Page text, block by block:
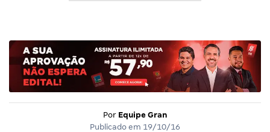
Por Equipe Gran
Publicado em 19/10/16